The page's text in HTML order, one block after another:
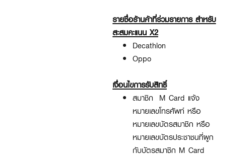
รายชื่อร้านค้าที่ร่วมรายการ สำหรับ
สะสมคะแนน X2
Decathlon
Oppo
เงื่อนไขการรับสิทธิ์
สมาชิก M Card แจ้ง
หมายเลขโทรศัพท์ หรือ
หมายเลขบัตรสมาชิก หรือ
หมายเลขบัตรประชาชนที่ผูก
กับบัตรสมาชิก M Card